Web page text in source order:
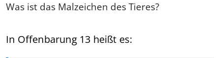
Was ist das Malzeichen des Tieres?
In Offenbarung 13 heißt es: